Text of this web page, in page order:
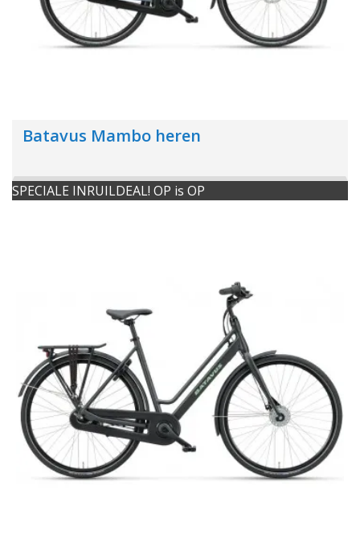
Batavus Mambo heren
SPECIALE INRUILDEAL! OP is OP